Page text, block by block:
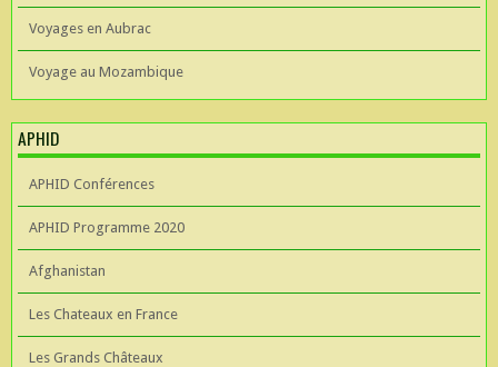
Voyages en Aubrac
Voyage au Mozambique
APHID
APHID Conférences
APHID Programme 2020
Afghanistan
Les Chateaux en France
Les Grands Châteaux